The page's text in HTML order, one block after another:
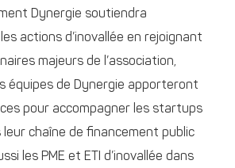
Dynergie soutiendra
actions d’inovallée en rejoignant
majeurs de l’association,
équipes de Dynergie apporteront
pour accompagner les startups
leur chaîne de financement public
les PME et ETI d’inovallée dans